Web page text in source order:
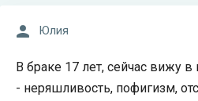
Юлия
В браке 17 лет, сейчас вижу
- неряшливость, пофигизм,